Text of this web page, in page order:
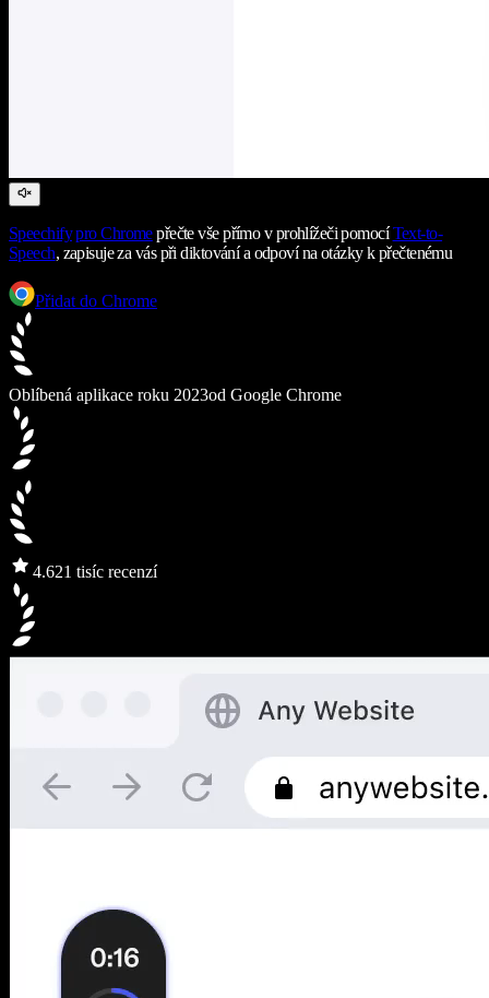
Speechify pro Chromepřečte vše přímo v prohlížeči pomocíText-to-
Speech, zapisuje za vás při diktování a odpoví na otázky k přečtenému
Přidat do Chrome
Oblíbená aplikace roku 2023od Google Chrome
4.621 tisíc recenzí